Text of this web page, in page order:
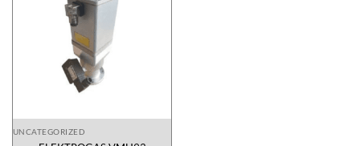
UNCATEGORIZED